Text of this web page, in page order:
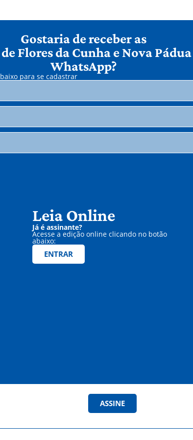
Gostaria de receber as
Flores da Cunha e Nova
WhatsApp?
para se cadastrar
Leia Online
Já é assinante?
Acesse a edição online clicando no botão
abaixo:
ENTRAR
ASSINE